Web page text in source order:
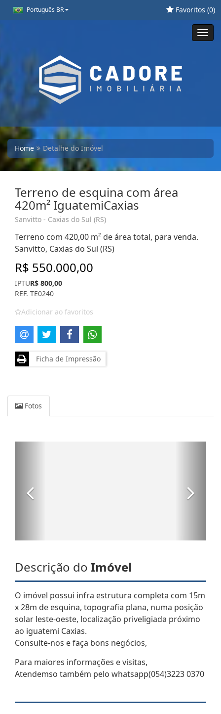
Português BR Favoritos (0)
Home Detalhe do Imóvel
Terreno de esquina com área
420m² IguatemiCaxias
Sanvitto - Caxias do Sul (RS)
Terreno com 420,00 m² de área total, para venda.
Sanvitto, Caxias do Sul (RS)
R$ 550.000,00
IPTUR$ 800,00
REF. TE0240
Adicionar ao favoritos
Ficha de Impressão
Fotos
Descrição do Imóvel
O imóvel possui infra estrutura completa com 15m
x 28m de esquina, topografia plana, numa posição
solar leste-oeste, localização priveligiada próximo
ao iguatemi Caxias.
Consulte-nos e faça bons negócios,
Para maiores informações e visitas,
Atendemso também pelo whatsapp(054)3223 0370